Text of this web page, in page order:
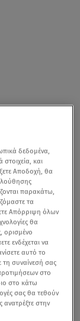
δεδομένα,
και
Αποδοχή, θα
παρακάτω,
τα
Απόρριψη όλων
θα
ορισμένο
ενδέχεται να
αυτό το
τη συναίνεσή σας
στο
στο κάτω
σας θα τεθούν
ανατρέξτε στην